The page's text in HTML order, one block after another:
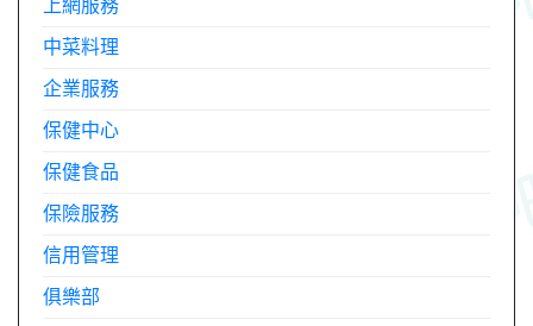
上網服務
中菜料理
企業服務
保健中心
保健食品
保險服務
信用管理
俱樂部